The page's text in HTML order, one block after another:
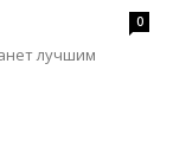
0
лучшим